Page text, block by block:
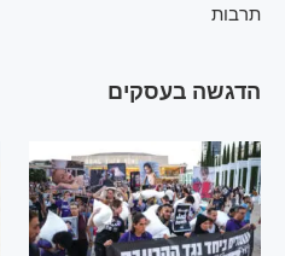
תרבות
הדגשה בעסקים